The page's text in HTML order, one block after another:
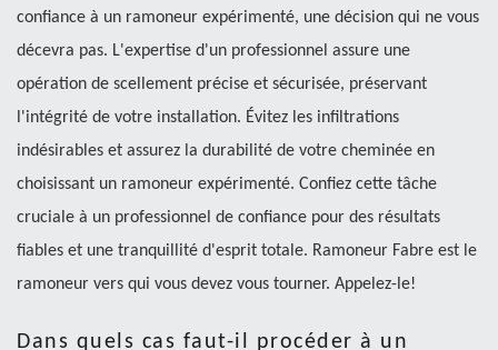
confiance à un ramoneur expérimenté, une décision qui ne vous
décevra pas. L'expertise d'un professionnel assure une
opération de scellement précise et sécurisée, préservant
l'intégrité de votre installation. Évitez les infiltrations
indésirables et assurez la durabilité de votre cheminée en
choisissant un ramoneur expérimenté. Confiez cette tâche
cruciale à un professionnel de confiance pour des résultats
fiables et une tranquillité d'esprit totale. Ramoneur Fabre est le
ramoneur vers qui vous devez vous tourner. Appelez-le!
Dans quels cas faut-il procéder à un